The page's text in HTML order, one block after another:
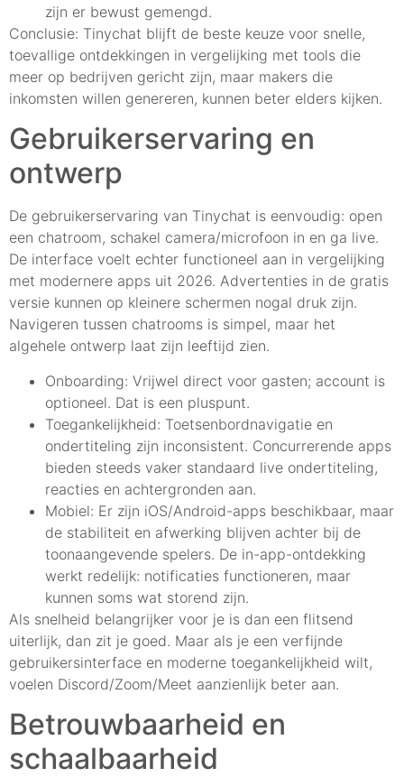
zijn er bewust gemengd.
Conclusie: Tinychat blijft de beste keuze voor snelle,
toevallige ontdekkingen in vergelijking met tools die
meer op bedrijven gericht zijn, maar makers die
inkomsten willen genereren, kunnen beter elders kijken.
Gebruikerservaring en
ontwerp
De gebruikerservaring van Tinychat is eenvoudig: open
een chatroom, schakel camera/microfoon in en ga live.
De interface voelt echter functioneel aan in vergelijking
met modernere apps uit 2026. Advertenties in de gratis
versie kunnen op kleinere schermen nogal druk zijn.
Navigeren tussen chatrooms is simpel, maar het
algehele ontwerp laat zijn leeftijd zien.
Onboarding: Vrijwel direct voor gasten; account is
optioneel. Dat is een pluspunt.
Toegankelijkheid: Toetsenbordnavigatie en
ondertiteling zijn inconsistent. Concurrerende apps
bieden steeds vaker standaard live ondertiteling,
reacties en achtergronden aan.
Mobiel: Er zijn iOS/Android-apps beschikbaar, maar
de stabiliteit en afwerking blijven achter bij de
toonaangevende spelers. De in-app-ontdekking
werkt redelijk: notificaties functioneren, maar
kunnen soms wat storend zijn.
Als snelheid belangrijker voor je is dan een flitsend
uiterlijk, dan zit je goed. Maar als je een verfijnde
gebruikersinterface en moderne toegankelijkheid wilt,
voelen Discord/Zoom/Meet aanzienlijk beter aan.
Betrouwbaarheid en
schaalbaarheid